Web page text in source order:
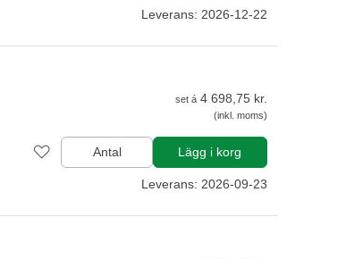
Leverans: 2026-12-22
set á 4 698,75 kr.
(inkl. moms)
Antal Lägg i korg
Leverans: 2026-09-23